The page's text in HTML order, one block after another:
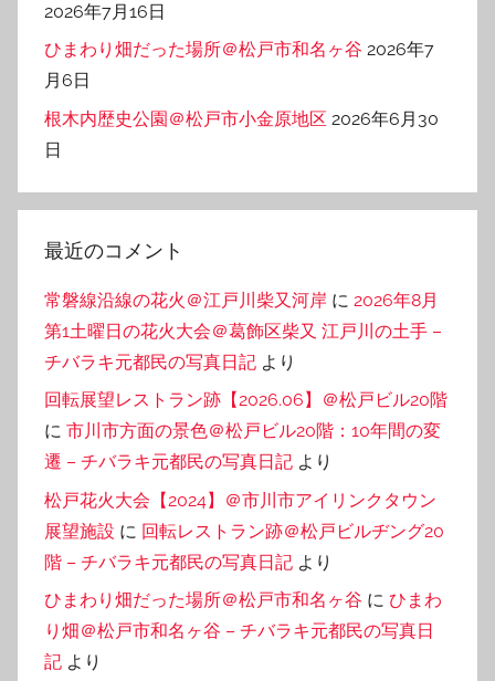
2026年7月16日
ひまわり畑だった場所＠松戸市和名ヶ谷 2026年7
月6日
根木内歴史公園＠松戸市小金原地区 2026年6月30
日
最近のコメント
常磐線沿線の花火＠江戸川柴又河岸 に 2026年8月
第1土曜日の花火大会＠葛飾区柴又 江戸川の土手 –
チバラキ元都民の写真日記 より
回転展望レストラン跡【2026.06】＠松戸ビル20階
に 市川市方面の景色＠松戸ビル20階：10年間の変
遷 – チバラキ元都民の写真日記 より
松戸花火大会【2024】＠市川市アイリンクタウン
展望施設 に 回転レストラン跡＠松戸ビルヂング20
階 – チバラキ元都民の写真日記 より
ひまわり畑だった場所＠松戸市和名ヶ谷 に ひまわ
り畑＠松戸市和名ヶ谷 – チバラキ元都民の写真日
記 より